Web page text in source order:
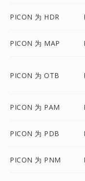
PICON 为 HDR
PICON 为 MAP
PICON 为 OTB
PICON 为 PAM
PICON 为 PDB
PICON 为 PNM